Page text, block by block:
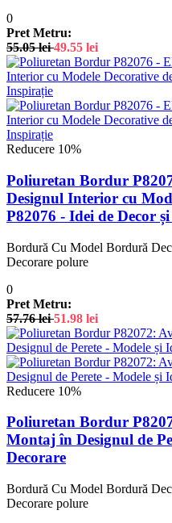
0
Pret Metru:
55.05lei 49.55 lei
Reducere 10%
Poliuretan Bordur
Designul Interior cu
P82076 - Idei de Decor
Bordură Cu Model Bordură
Decorare polure
0
Pret Metru:
57.76lei 51.98 lei
Reducere 10%
Poliuretan Bordur
Montaj în Designul de
Decorare
Bordură Cu Model Bordură
Decorare polure